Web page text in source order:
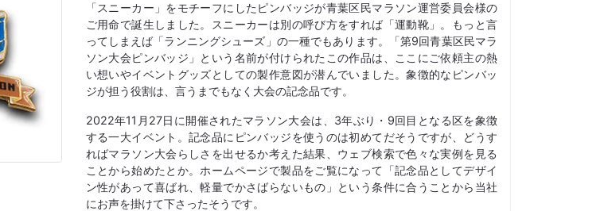
「スニーカー」をモチーフにしたピンバッジが青葉区民マラソン運営委員会様の
ご用命で誕生しました。スニーカーは別の呼び方をすれば「運動靴」。もっと言
ってしまえば「ランニングシューズ」の一種でもあります。「第9回青葉区民マラ
ソン大会ピンバッジ」という名前が付けられたこの作品は、ここにご依頼主の熱
い想いやイベントグッズとしての製作意図が潜んでいました。象徴的なピンバッ
ジが担う役割は、言うまでもなく大会の記念品です。
2022年11月27日に開催されたマラソン大会は、3年ぶり・9回目となる区を象徴
する一大イベント。記念品にピンバッジを使うのは初めてだそうですが、どうす
ればマラソン大会らしさを出せるか考えた結果、ウェブ検索で色々な実例を見る
ことから始めたとか。ホームページで製品をご覧になって「記念品としてデザイ
ン性があって喜ばれ、軽量でかさばらないもの」という条件に合うことから当社
にお声を掛けて下さったそうです。